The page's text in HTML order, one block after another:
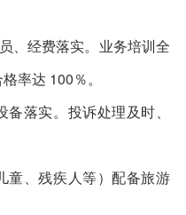
经费落实。业务培训全
率达 100％。
落实。投诉处理及时、
、残疾人等）配备旅游